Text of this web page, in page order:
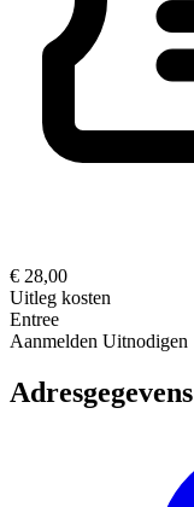
€ 28,00
Uitleg kosten
Entree
Aanmelden Uitnodigen
Adresgegevens